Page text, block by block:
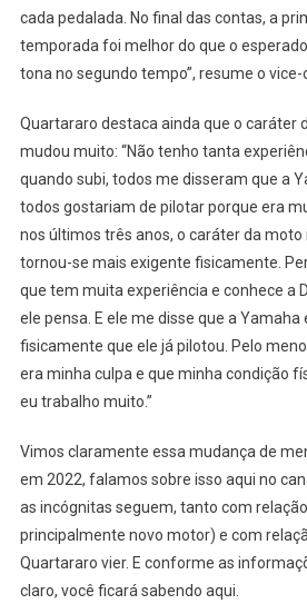
cada pedalada. No final das contas, a
temporada foi melhor do que o
tona no segundo tempo”, resume o
Quartararo destaca ainda que o caráter
mudou muito: “Não tenho tanta
quando subi, todos me disseram que a
todos gostariam de pilotar porque era
nos últimos três anos, o caráter da moto
tornou-se mais exigente fisicamente.
que tem muita experiência e conhece a
ele pensa. E ele me disse que a
fisicamente que ele já pilotou. Pelo
era minha culpa e que minha condição
eu trabalho muito.”
Vimos claramente essa mudança de
em 2022, falamos sobre isso aqui no
as incógnitas seguem, tanto com
principalmente novo motor) e com
Quartararo vier. E conforme as
claro, você ficará sabendo aqui.